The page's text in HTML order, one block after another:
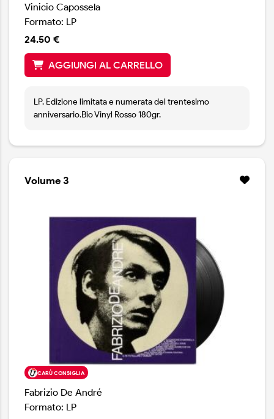
Vinicio Capossela
Formato: LP
24.50 €
AGGIUNGI AL CARRELLO
LP. Edizione limitata e numerata del trentesimo
anniversario.Bio Vinyl Rosso 180gr.
Volume 3
CARÙ CONSIGLIA
Fabrizio De André
Formato: LP